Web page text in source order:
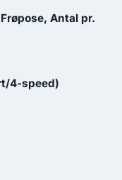
Antal pr.
4-speed)